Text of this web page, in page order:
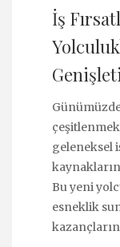
İş
geleneksel
Bu yeni
esneklik